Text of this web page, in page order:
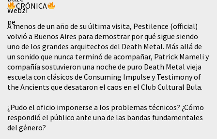
CRÓNICA
A menos de un año de su última visita, Pestilence (official)
volvió a Buenos Aires para demostrar por qué sigue siendo
uno de los grandes arquitectos del Death Metal. Más allá de
un sonido que nunca terminó de acompañar, Patrick Mameli y
compañía sostuvieron una noche de puro Death Metal vieja
escuela con clásicos de Consuming Impulse y Testimony of
the Ancients que desataron el caos en el Club Cultural Bula.
¿Pudo el oficio imponerse a los problemas técnicos? ¿Cómo
respondió el público ante una de las bandas fundamentales
del género?